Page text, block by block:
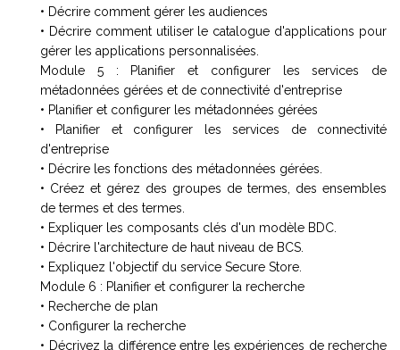
• Décrire comment gérer les audiences
• Décrire comment utiliser le catalogue d'applications pour
gérer les applications personnalisées.
Module 5 : Planifier et configurer les services de
métadonnées gérées et de connectivité d'entreprise
• Planifier et configurer les métadonnées gérées
• Planifier et configurer les services de connectivité
d'entreprise
• Décrire les fonctions des métadonnées gérées.
• Créez et gérez des groupes de termes, des ensembles
de termes et des termes.
• Expliquer les composants clés d'un modèle BDC.
• Décrire l'architecture de haut niveau de BCS.
• Expliquez l'objectif du service Secure Store.
Module 6 : Planifier et configurer la recherche
• Recherche de plan
• Configurer la recherche
• Décrivez la différence entre les expériences de recherche